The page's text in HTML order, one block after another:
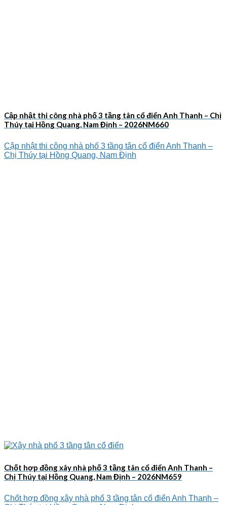
Cập nhật thi công nhà phố 3 tầng tân cổ điển Anh Thanh – Chị
Thúy tại Hồng Quang, Nam Định – 2026NM660
Cập nhật thi công nhà phố 3 tầng tân cổ điển Anh Thanh –
Chị Thúy tại Hồng Quang, Nam Định
Chốt hợp đồng xây nhà phố 3 tầng tân cổ điển Anh Thanh –
Chị Thúy tại Hồng Quang, Nam Định – 2026NM659
Chốt hợp đồng xây nhà phố 3 tầng tân cổ điển Anh Thanh –